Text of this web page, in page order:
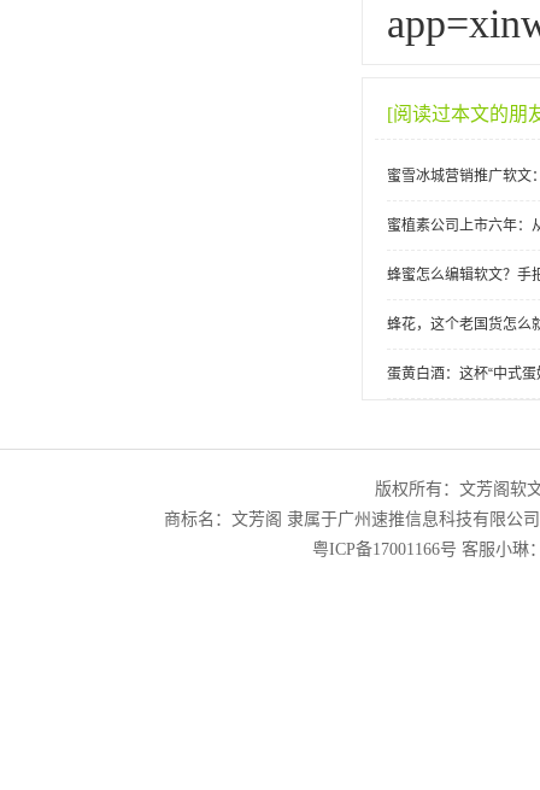
[阅读过本文的朋
蜜雪冰城营销推广软文
蜜植素公司上市六年：
蜂蜜怎么编辑软文？手
蜂花，这个老国货怎么
蛋黄白酒：这杯“中式
版权所有：文芳阁软
商标名：文芳阁 隶属于广州速推信息科技有限公
粤ICP备17001166号 客服小琳